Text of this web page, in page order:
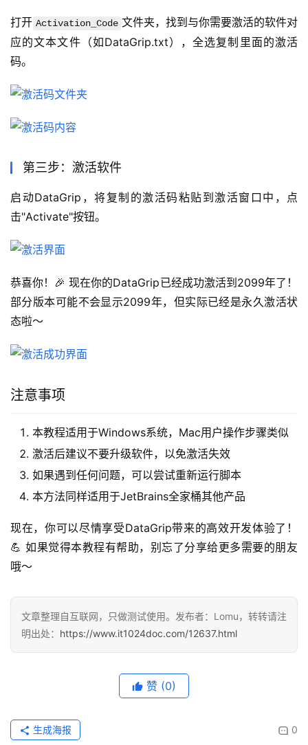
打开 Activation_Code 文件夹，找到与你需要激活的软件对
应的文本文件（如DataGrip.txt），全选复制里面的激活
码。
第三步：激活软件
启动DataGrip，将复制的激活码粘贴到激活窗口中，点
击"Activate"按钮。
恭喜你！🎉 现在你的DataGrip已经成功激活到2099年了！
部分版本可能不会显示2099年，但实际已经是永久激活状
态啦～
注意事项
本教程适用于Windows系统，Mac用户操作步骤类似
激活后建议不要升级软件，以免激活失效
如果遇到任何问题，可以尝试重新运行脚本
本方法同样适用于JetBrains全家桶其他产品
现在，你可以尽情享受DataGrip带来的高效开发体验了！
💪 如果觉得本教程有帮助，别忘了分享给更多需要的朋友
哦～
文章整理自互联网，只做测试使用。发布者：Lomu，转转请注
明出处： https://www.it1024doc.com/12637.html
赞 (0)
0
生成海报